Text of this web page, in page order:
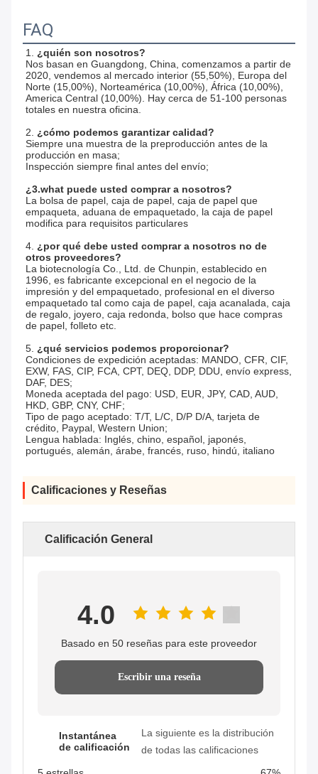
FAQ
1. ¿quién son nosotros?
Nos basan en Guangdong, China, comenzamos a partir de
2020, vendemos al mercado interior (55,50%), Europa del
Norte (15,00%), Norteamérica (10,00%), África (10,00%),
America Central (10,00%). Hay cerca de 51-100 personas
totales en nuestra oficina.
2. ¿cómo podemos garantizar calidad?
Siempre una muestra de la preproducción antes de la
producción en masa;
Inspección siempre final antes del envío;
¿3.what puede usted comprar a nosotros?
La bolsa de papel, caja de papel, caja de papel que
empaqueta, aduana de empaquetado, la caja de papel
modifica para requisitos particulares
4. ¿por qué debe usted comprar a nosotros no de
otros proveedores?
La biotecnología Co., Ltd. de Chunpin, establecido en
1996, es fabricante excepcional en el negocio de la
impresión y del empaquetado, profesional en el diverso
empaquetado tal como caja de papel, caja acanalada, caja
de regalo, joyero, caja redonda, bolso que hace compras
de papel, folleto etc.
5. ¿qué servicios podemos proporcionar?
Condiciones de expedición aceptadas: MANDO, CFR, CIF,
EXW, FAS, CIP, FCA, CPT, DEQ, DDP, DDU, envío express,
DAF, DES;
Moneda aceptada del pago: USD, EUR, JPY, CAD, AUD,
HKD, GBP, CNY, CHF;
Tipo de pago aceptado: T/T, L/C, D/P D/A, tarjeta de
crédito, Paypal, Western Union;
Lengua hablada: Inglés, chino, español, japonés,
portugués, alemán, árabe, francés, ruso, hindú, italiano
Calificaciones y Reseñas
Calificación General
4.0
Basado en 50 reseñas para este proveedor
Escribir una reseña
Instantánea
de calificación
La siguiente es la distribución
de todas las calificaciones